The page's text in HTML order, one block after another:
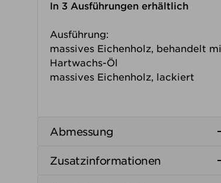
In 3 Ausführungen erhältlich
Ausführung:
massives Eichenholz, behandelt
Hartwachs-Öl
massives Eichenholz, lackiert
Abmessung
Zusatzinformationen